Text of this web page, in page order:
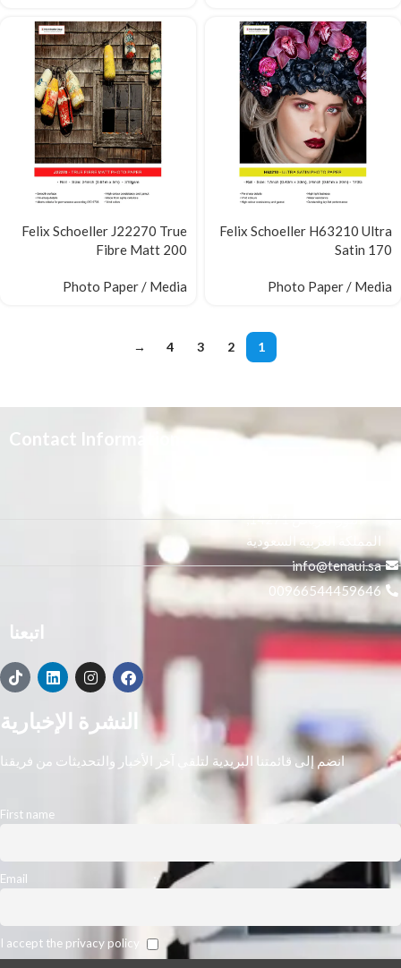
Felix Schoeller H63210 Ultra
Satin 170
Photo Paper / Media
Felix Schoeller J22270 True
Fibre Matt 200
Photo Paper / Media
1
2
3
4
→
Contact Information
النور, الرياض 14271,
المملكة العربية السعودية
info@tenaui.sa
00966544459646
اتبعنا
النشرة الإخبارية
انضم إلى قائمتنا البريدية لتلقي آخر الأخبار والتحديثات من فريقنا
First name
Email